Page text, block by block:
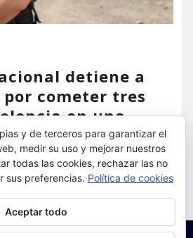
detiene a
por cometer tres
en una
Ago 7, 2026
y de terceros para garantizar el
medir su uso y mejorar nuestros
todas las cookies, rechazar las no
sus preferencias. Política de cookies
Aceptar todo